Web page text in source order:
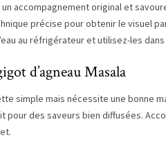
accompagnement original et
précise pour obtenir le visuel
au réfrigérateur et utilisez-les
d’agneau Masala
simple mais nécessite une bonne
pour des saveurs bien diffusées.